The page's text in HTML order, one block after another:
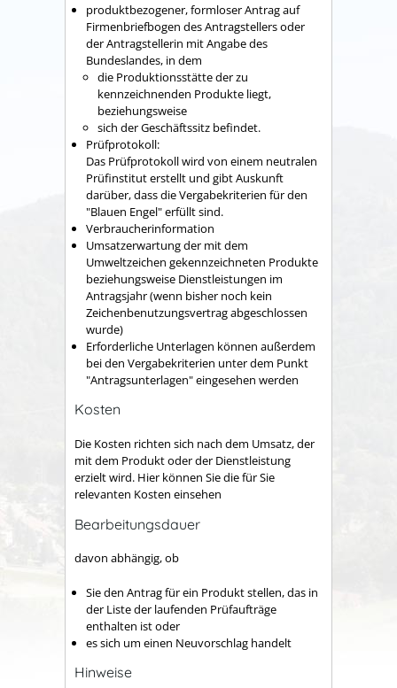
produktbezogener, formloser Antrag auf
Firmenbriefbogen des Antragstellers oder
der Antragstellerin mit Angabe des
Bundeslandes, in dem
die Produktionsstätte der zu
kennzeichnenden Produkte liegt,
beziehungsweise
sich der Geschäftssitz befindet.
Prüfprotokoll:
Das Prüfprotokoll wird von einem neutralen
Prüfinstitut erstellt und gibt Auskunft
darüber, dass die Vergabekriterien für den
"Blauen Engel" erfüllt sind.
Verbraucherinformation
Umsatzerwartung der mit dem
Umweltzeichen gekennzeichneten Produkte
beziehungsweise Dienstleistungen im
Antragsjahr (wenn bisher noch kein
Zeichenbenutzungsvertrag abgeschlossen
wurde)
Erforderliche Unterlagen können außerdem
bei den Vergabekriterien unter dem Punkt
"Antragsunterlagen" eingesehen werden
Kosten
Die Kosten richten sich nach dem Umsatz, der
mit dem Produkt oder der Dienstleistung
erzielt wird. Hier können Sie die für Sie
relevanten Kosten einsehen
Bearbeitungsdauer
davon abhängig, ob
Sie den Antrag für ein Produkt stellen, das in
der Liste der laufenden Prüfaufträge
enthalten ist oder
es sich um einen Neuvorschlag handelt
Hinweise